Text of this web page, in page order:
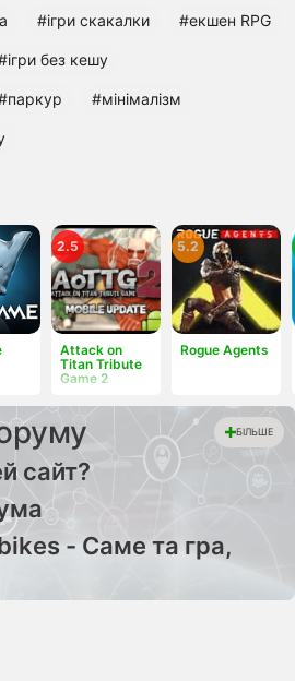
#ігри скакалки #екшен RPG
без кешу
#мінімалізм
Attack on
Titan Tribute
Game 2
2.5
Rogue Agents
5.2
БІЛЬШЕ
сайт?
- Саме та гра,